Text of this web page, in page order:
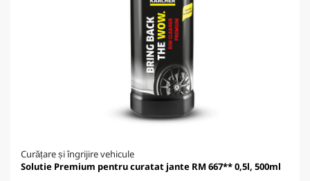
Curățare și îngrijire vehicule
Solutie Premium pentru curatat jante RM 667** 0,5l, 500ml